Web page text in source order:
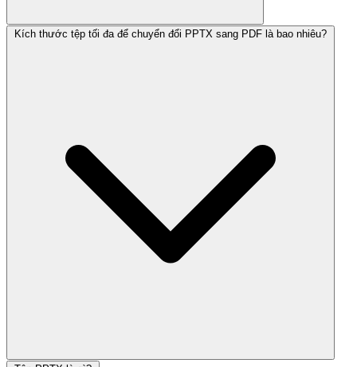
Kích thước tệp tối đa để chuyển đổi PPTX sang PDF là bao nhiêu?